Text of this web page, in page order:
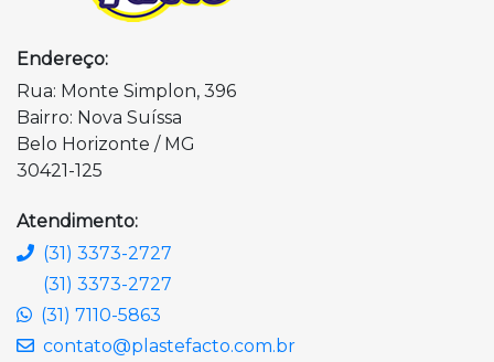
Endereço:
Rua: Monte Simplon, 396
Bairro: Nova Suíssa
Belo Horizonte / MG
30421-125
Atendimento:
(31) 3373-2727
(31) 3373-2727
(31) 7110-5863
contato@plastefacto.com.br